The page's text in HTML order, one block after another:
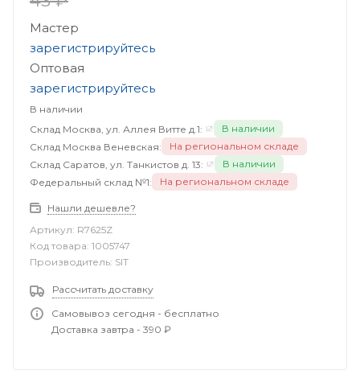
Мастер
зарегистрируйтесь
Оптовая
зарегистрируйтесь
В наличии
Склад Москва, ул. Аллея Витте д.1:
В наличии
Склад Москва Веневская:
На региональном складе
Склад Саратов, ул. Танкистов д. 13:
В наличии
Федеральный склад №1:
На региональном складе
Нашли дешевле?
Артикул: R7625Z
Код товара: 1005747
Производитель: SIT
Рассчитать доставку
Самовывоз сегодня - бесплатно
Доставка завтра - 390 ₽